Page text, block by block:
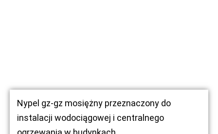
Nypel gz-gz mosiężny przeznaczony do
instalacji wodociągowej i centralnego